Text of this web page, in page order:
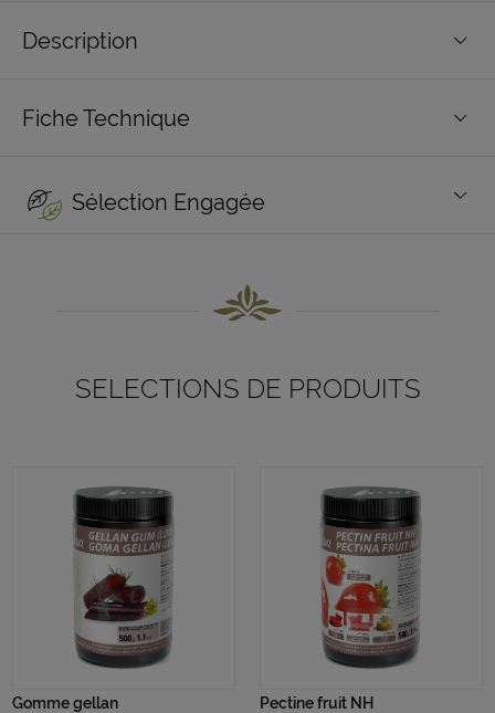
Description
Fiche Technique
Sélection Engagée
SELECTIONS DE PRODUITS
Gomme gellan Pectine fruit NH